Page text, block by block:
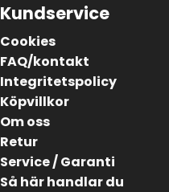
Kundservice
Cookies
FAQ/kontakt
Integritetspolicy
Köpvillkor
Om oss
Retur
Service / Garanti
Så här handlar du